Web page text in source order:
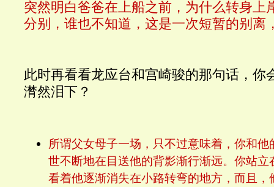
突然明白爸爸在上船之前，为什么转身上
分别，谁也不知道，这是一次短暂的别离
此时再看看龙应台和宫崎骏的那句话，你
潸然泪下？
所谓父女母子一场，只不过意味着，你和他
世不断地在目送他的背影渐行渐远。你站立
看着他逐渐消失在小路转弯的地方，而且，